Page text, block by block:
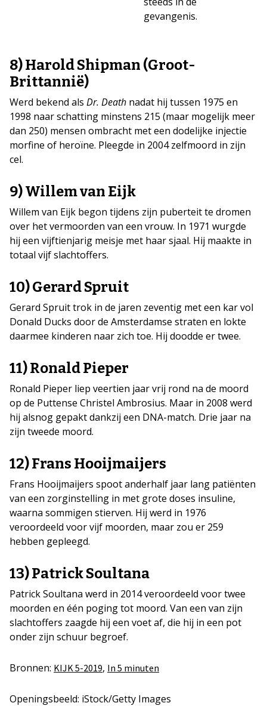
gevangenis.
8) Harold Shipman (Groot-
Brittannië)
Werd bekend als Dr. Death nadat hij tussen 1975 en
1998 naar schatting minstens 215 (maar mogelijk meer
dan 250) mensen ombracht met een dodelijke injectie
morfine of heroïne. Pleegde in 2004 zelfmoord in zijn
cel.
9) Willem van Eijk
Willem van Eijk begon tijdens zijn puberteit te dromen
over het vermoorden van een vrouw. In 1971 wurgde
hij een vijftienjarig meisje met haar sjaal. Hij maakte in
totaal vijf slachtoffers.
10) Gerard Spruit
Gerard Spruit trok in de jaren zeventig met een kar vol
Donald Ducks door de Amsterdamse straten en lokte
daarmee kinderen naar zich toe. Hij doodde er twee.
11) Ronald Pieper
Ronald Pieper liep veertien jaar vrij rond na de moord
op de Puttense Christel Ambrosius. Maar in 2008 werd
hij alsnog gepakt dankzij een DNA-match. Drie jaar na
zijn tweede moord.
12) Frans Hooijmaijers
Frans Hooijmaijers spoot anderhalf jaar lang patiënten
van een zorginstelling in met grote doses insuline,
waarna sommigen stierven. Hij werd in 1976
veroordeeld voor vijf moorden, maar zou er 259
hebben gepleegd.
13) Patrick Soultana
Patrick Soultana werd in 2014 veroordeeld voor twee
moorden en één poging tot moord. Van een van zijn
slachtoffers zaagde hij een voet af, die hij in een pot
onder zijn schuur begroef.
Bronnen: KIJK 5-2019, In 5 minuten
Openingsbeeld: iStock/Getty Images